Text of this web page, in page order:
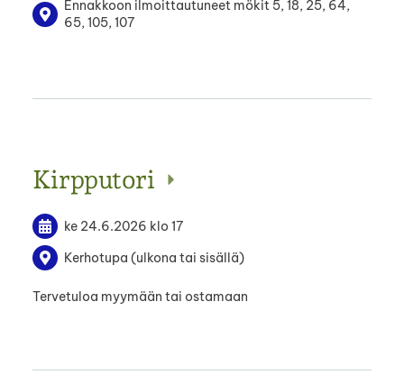
Ennakkoon ilmoittautuneet mökit 5, 18, 25, 64,
65, 105, 107
Kirpputori
ke 24.6.2026 klo 17
Kerhotupa (ulkona tai sisällä)
Tervetuloa myymään tai ostamaan